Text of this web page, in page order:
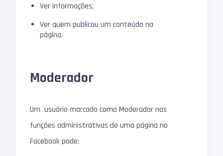
Ver informações;
Ver quem publicou um conteúdo na
página.
Moderador
Um usuário marcado como Moderador nas
funções administrativas de uma página no
Facebook pode: